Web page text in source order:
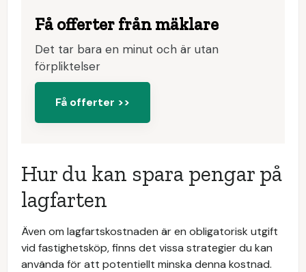
Få offerter från mäklare
Det tar bara en minut och är utan
förpliktelser
Få offerter >>
Hur du kan spara pengar på
lagfarten
Även om lagfartskostnaden är en obligatorisk utgift
vid fastighetsköp, finns det vissa strategier du kan
använda för att potentiellt minska denna kostnad.